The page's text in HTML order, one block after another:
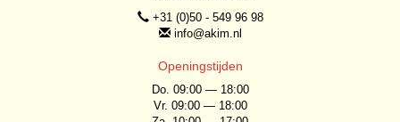
+31 (0)50 - 549 96 98
info@akim.nl
Openingstijden
Do. 09:00 — 18:00
Vr. 09:00 — 18:00